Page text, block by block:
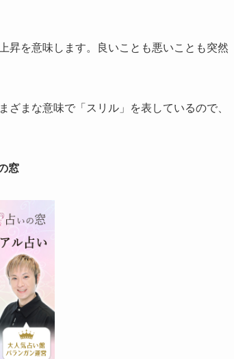
昇を意味します。良いことも悪いことも突然
まな意味で「スリル」を表しているので、
窓